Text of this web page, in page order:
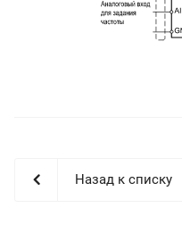
Назад к списку